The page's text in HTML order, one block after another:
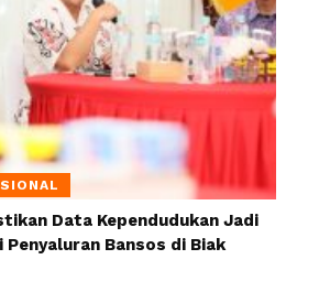
Data Kependudukan Jadi
Penyaluran Bansos di Biak